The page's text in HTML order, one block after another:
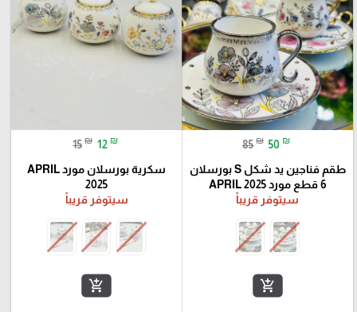
85 ₪ 50 ₪
طقم فناجين يد شكل S بورسلان
6 قطع مورد APRIL 2025
سيتوفر قريباً
add_shopping_cart
15 ₪ 12 ₪
سكرية بورسلان مورد APRIL
2025
سيتوفر قريباً
add_shopping_cart